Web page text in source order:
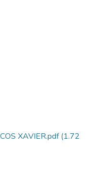
XAVIER.pdf(1.72